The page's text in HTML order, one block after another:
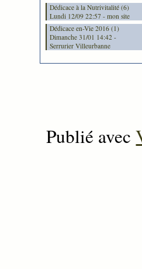
Dédicace à la Nutrivitalité (6)
Lundi 12/09 22:57 - mon site
Dédicace en-Vie 2016 (1)
Dimanche 31/01 14:42 -
Serrurier Villeurbanne
Publié avec